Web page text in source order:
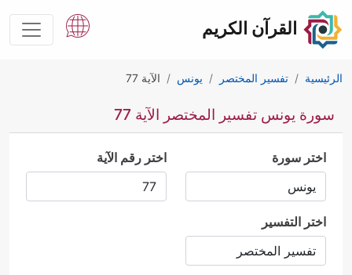
القرآن الكريم
الرئيسية تفسير المختصر يونس الآية 77
سورة يونس تفسير المختصر الآية 77
اختر سورة اختر رقم الآية
اختر التفسير